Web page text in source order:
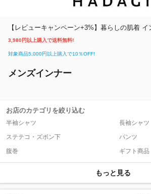
【レビューキャンペーン+3%】暮らしの肌着
3,980円以上購入で送料無料!
対象商品5,000円以上購入で10％OFF!
メンズインナー
お店のカテゴリを絞り込む
半袖シャツ
長袖シャツ
ステテコ・ズボン下
パンツ
腹巻
ギフト商品
もっと見る